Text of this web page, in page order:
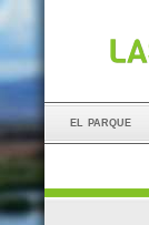
el parque